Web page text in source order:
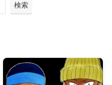
検索